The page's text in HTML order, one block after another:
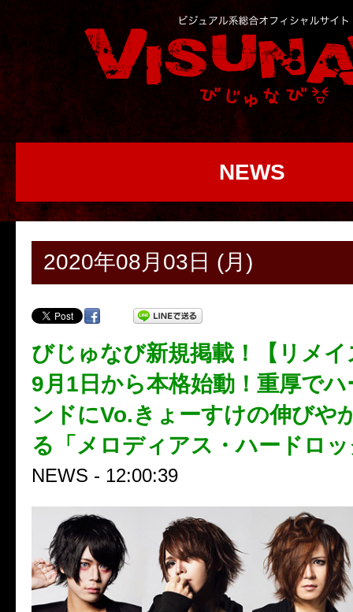
NEWS
2020年08月03日 (月)
びじゅなび新規掲載！【リメ
9月1日から本格始動！重厚で
ンドにVo.きょーすけの伸びや
る「メロディアス・ハードロ
NEWS - 12:00:39